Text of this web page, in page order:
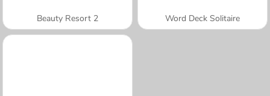
Beauty Resort 2 Word Deck Solitaire